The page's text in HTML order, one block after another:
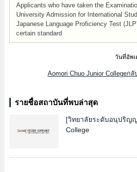
Applicants who have taken the
University Admission for International
Japanese Language Proficiency Test
certain standard
วันที่อัพ
Aomori Chuo Junior Collegeก
รายชื่อสถาบันที่พบล่าสุด
[วิทยาลัยระดับอนุปริญ
College